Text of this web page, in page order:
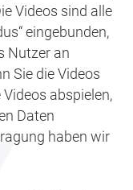
Videos sind alle
eingebunden,
Nutzer an
Sie die Videos
abspielen,
Daten
haben wir